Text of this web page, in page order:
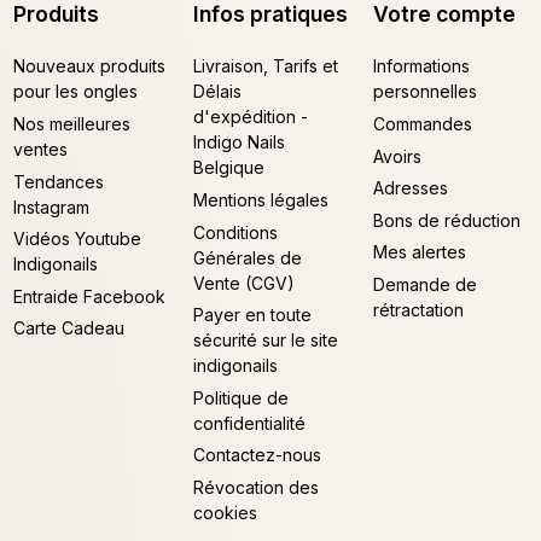
Produits
Nouveaux produits
pour les ongles
Nos meilleures
ventes
Tendances
Instagram
Vidéos Youtube
Indigonails
Entraide Facebook
Carte Cadeau
Infos pratiques
Livraison, Tarifs et
Délais
d'expédition -
Indigo Nails
Belgique
Mentions légales
Conditions
Générales de
Vente (CGV)
Payer en toute
sécurité sur le site
indigonails
Politique de
confidentialité
Contactez-nous
Révocation des
cookies
Votre compte
Informations
personnelles
Commandes
Avoirs
Adresses
Bons de réduction
Mes alertes
Demande de
rétractation